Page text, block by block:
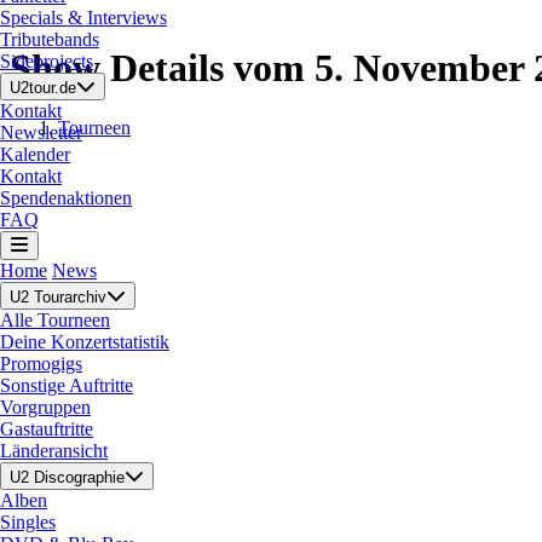
Specials & Interviews
Tributebands
Sideprojects
U2tour.de
Kontakt
Newsletter
Kalender
Kontakt
Spendenaktionen
FAQ
Home News
U2 Tourarchiv
Alle Tourneen
Deine Konzertstatistik
Promogigs
Sonstige Auftritte
Vorgruppen
Gastauftritte
Länderansicht
U2 Discographie
Alben
Singles
Show Details vom 5. November
Tourneen